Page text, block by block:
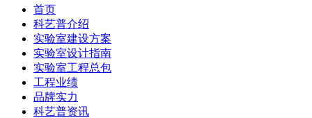
首页
科艺普介绍
实验室建设方案
实验室设计指南
实验室工程总包
工程业绩
品牌实力
科艺普资讯